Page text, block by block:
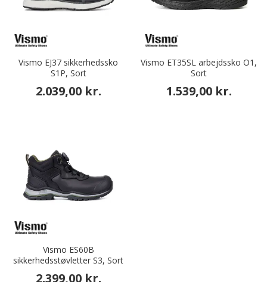
Vismo EJ37 sikkerhedssko
S1P, Sort
2.039,00 kr.
Vismo ET35SL arbejdssko O1,
Sort
1.539,00 kr.
Vismo ES60B
sikkerhedsstøvletter S3, Sort
2.399,00 kr.